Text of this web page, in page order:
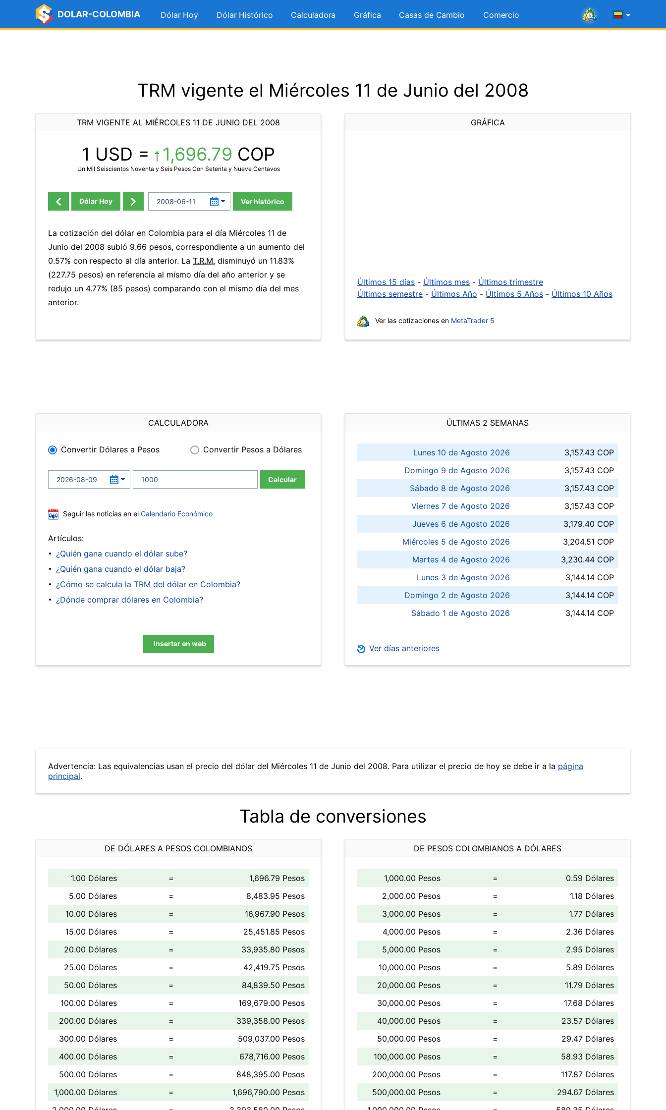
DOLAR-COLOMBIA Dólar Hoy Dólar Histórico Calculadora Gráfica Casas de Cambio Comercio
TRM vigente el Miércoles 11 de Junio del 2008
TRM VIGENTE AL MIÉRCOLES 11 DE JUNIO DEL 2008
1 USD = 1,696.79 COP
Un Mil Seiscientos Noventa y Seis Pesos Con Setenta y Nueve Centavos
Dólar Hoy Ver histórico
La cotización del dólar en Colombia para el día Miércoles 11 de
Junio del 2008 subió 9.66 pesos, correspondiente a un aumento del
0.57% con respecto al día anterior. La T.R.M. disminuyó un 11.83%
(227.75 pesos) en referencia al mismo día del año anterior y se
redujo un 4.77% (85 pesos) comparando con el mismo día del mes
anterior.
GRÁFICA
Últimos 15 días - Últimos mes - Últimos trimestre
Últimos semestre - Últimos Año - Últimos 5 Años - Últimos 10 Años
Ver las cotizaciones en MetaTrader 5
CALCULADORA
Convertir Dólares a Pesos Convertir Pesos a Dólares
Calcular
Seguir las noticias en el Calendario Económico
Artículos:
¿Quién gana cuando el dólar sube?
¿Quién gana cuando el dólar baja?
¿Cómo se calcula la TRM del dólar en Colombia?
¿Dónde comprar dólares en Colombia?
Insertar en web
ÚLTIMAS 2 SEMANAS
Lunes 10 de Agosto 2026
3,157.43 COP
Domingo 9 de Agosto 2026
3,157.43 COP
Sábado 8 de Agosto 2026
3,157.43 COP
Viernes 7 de Agosto 2026
3,157.43 COP
Jueves 6 de Agosto 2026
3,179.40 COP
Miércoles 5 de Agosto 2026
3,204.51 COP
Martes 4 de Agosto 2026
3,230.44 COP
Lunes 3 de Agosto 2026
3,144.14 COP
Domingo 2 de Agosto 2026
3,144.14 COP
Sábado 1 de Agosto 2026
3,144.14 COP
Ver días anteriores
Advertencia: Las equivalencias usan el precio del dólar del Miércoles 11 de Junio del 2008. Para utilizar el precio de hoy se debe ir a la página
principal.
Tabla de conversiones
DE DÓLARES A PESOS COLOMBIANOS
1.00 Dólares =
1,696.79 Pesos
5.00 Dólares
=
8,483.95 Pesos
10.00 Dólares
=
16,967.90 Pesos
15.00 Dólares
=
25,451.85 Pesos
20.00 Dólares
=
33,935.80 Pesos
25.00 Dólares
=
42,419.75 Pesos
50.00 Dólares
=
84,839.50 Pesos
100.00 Dólares
=
169,679.00 Pesos
200.00 Dólares
=
339,358.00 Pesos
300.00 Dólares
=
509,037.00 Pesos
400.00 Dólares
=
678,716.00 Pesos
500.00 Dólares
=
848,395.00 Pesos
1,000.00 Dólares
=
1,696,790.00 Pesos
DE PESOS COLOMBIANOS A DÓLARES
1,000.00 Pesos =
0.59 Dólares
2,000.00 Pesos
=
1.18 Dólares
3,000.00 Pesos
=
1.77 Dólares
4,000.00 Pesos
=
2.36 Dólares
5,000.00 Pesos
=
2.95 Dólares
10,000.00 Pesos
=
5.89 Dólares
20,000.00 Pesos
=
11.79 Dólares
30,000.00 Pesos
=
17.68 Dólares
40,000.00 Pesos
=
23.57 Dólares
50,000.00 Pesos
=
29.47 Dólares
100,000.00 Pesos
=
58.93 Dólares
200,000.00 Pesos
=
117.87 Dólares
500,000.00 Pesos
=
294.67 Dólares